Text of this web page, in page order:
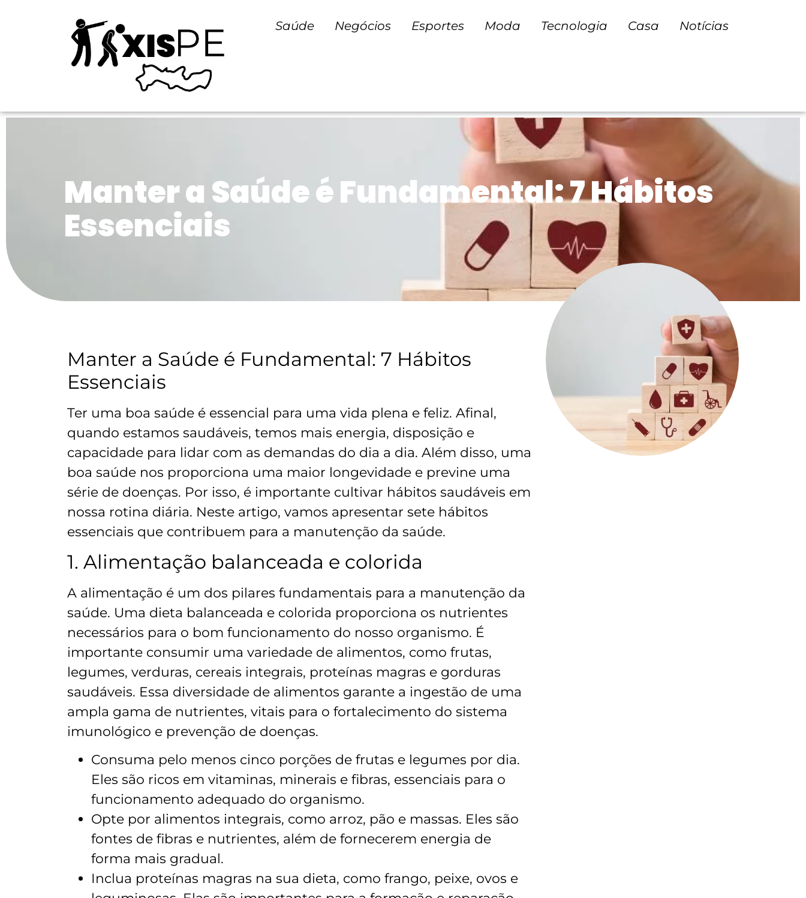
Saúde Negócios Esportes Moda Tecnologia Casa Notícias
Manter a Saúde é Fundamental: 7 Hábitos
Essenciais
Manter a Saúde é Fundamental: 7 Hábitos
Essenciais
Ter uma boa saúde é essencial para uma vida plena e feliz. Afinal,
quando estamos saudáveis, temos mais energia, disposição e
capacidade para lidar com as demandas do dia a dia. Além disso, uma
boa saúde nos proporciona uma maior longevidade e previne uma
série de doenças. Por isso, é importante cultivar hábitos saudáveis em
nossa rotina diária. Neste artigo, vamos apresentar sete hábitos
essenciais que contribuem para a manutenção da saúde.
1. Alimentação balanceada e colorida
A alimentação é um dos pilares fundamentais para a manutenção da
saúde. Uma dieta balanceada e colorida proporciona os nutrientes
necessários para o bom funcionamento do nosso organismo. É
importante consumir uma variedade de alimentos, como frutas,
legumes, verduras, cereais integrais, proteínas magras e gorduras
saudáveis. Essa diversidade de alimentos garante a ingestão de uma
ampla gama de nutrientes, vitais para o fortalecimento do sistema
imunológico e prevenção de doenças.
Consuma pelo menos cinco porções de frutas e legumes por dia.
Eles são ricos em vitaminas, minerais e fibras, essenciais para o
funcionamento adequado do organismo.
Opte por alimentos integrais, como arroz, pão e massas. Eles são
fontes de fibras e nutrientes, além de fornecerem energia de
forma mais gradual.
Inclua proteínas magras na sua dieta, como frango, peixe, ovos e